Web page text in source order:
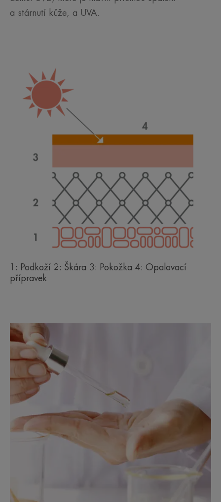
a stárnutí kůže, a UVA.
1: Podkoží 2: Škára 3: Pokožka 4: Opalovací
přípravek